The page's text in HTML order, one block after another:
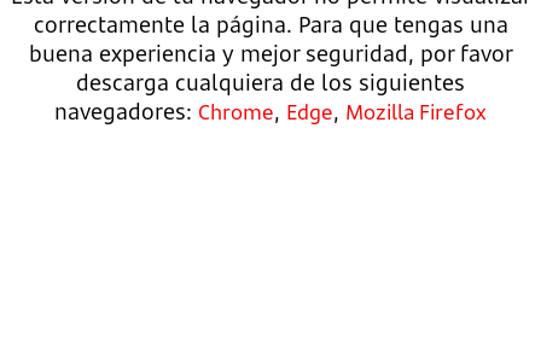
correctamente la página. Para que tengas una
buena experiencia y mejor seguridad, por favor
descarga cualquiera de los siguientes
navegadores: Chrome, Edge, Mozilla Firefox